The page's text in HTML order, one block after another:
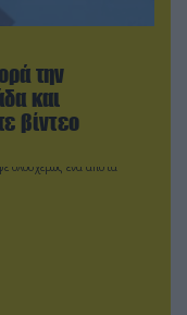
την
και
βίντεο